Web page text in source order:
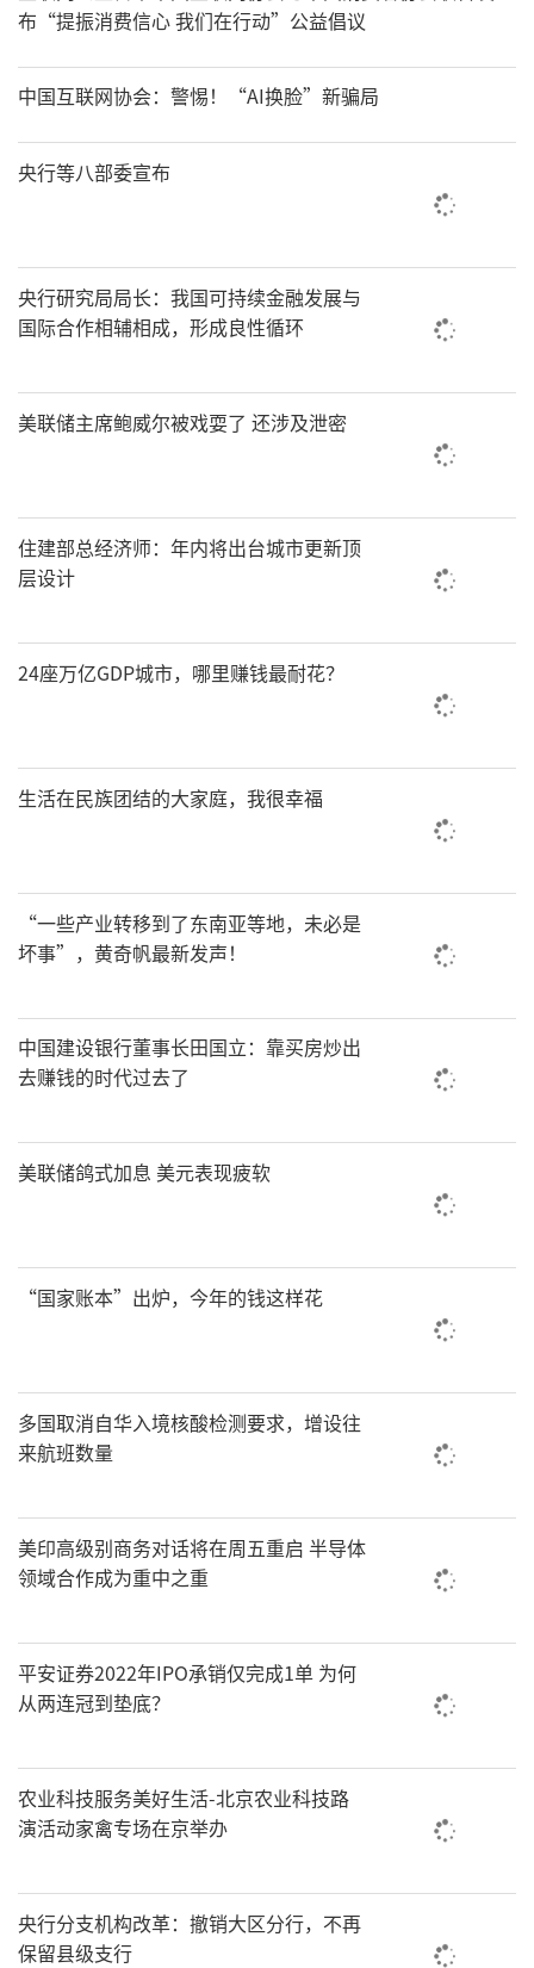
布“提振消费信心 我们在行动”公益倡议
中国互联网协会：警惕！“AI换脸”新骗局
央行等八部委宣布
央行研究局局长：我国可持续金融发展与
国际合作相辅相成，形成良性循环
美联储主席鲍威尔被戏耍了 还涉及泄密
住建部总经济师：年内将出台城市更新顶
层设计
24座万亿GDP城市，哪里赚钱最耐花？
生活在民族团结的大家庭，我很幸福
“一些产业转移到了东南亚等地，未必是
坏事”，黄奇帆最新发声！
中国建设银行董事长田国立：靠买房炒出
去赚钱的时代过去了
美联储鸽式加息 美元表现疲软
“国家账本”出炉，今年的钱这样花
多国取消自华入境核酸检测要求，增设往
来航班数量
美印高级别商务对话将在周五重启 半导体
领域合作成为重中之重
平安证券2022年IPO承销仅完成1单 为何
从两连冠到垫底？
农业科技服务美好生活-北京农业科技路
演活动家禽专场在京举办
央行分支机构改革：撤销大区分行，不再
保留县级支行